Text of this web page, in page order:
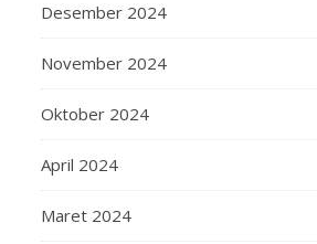
Desember 2024
November 2024
Oktober 2024
April 2024
Maret 2024